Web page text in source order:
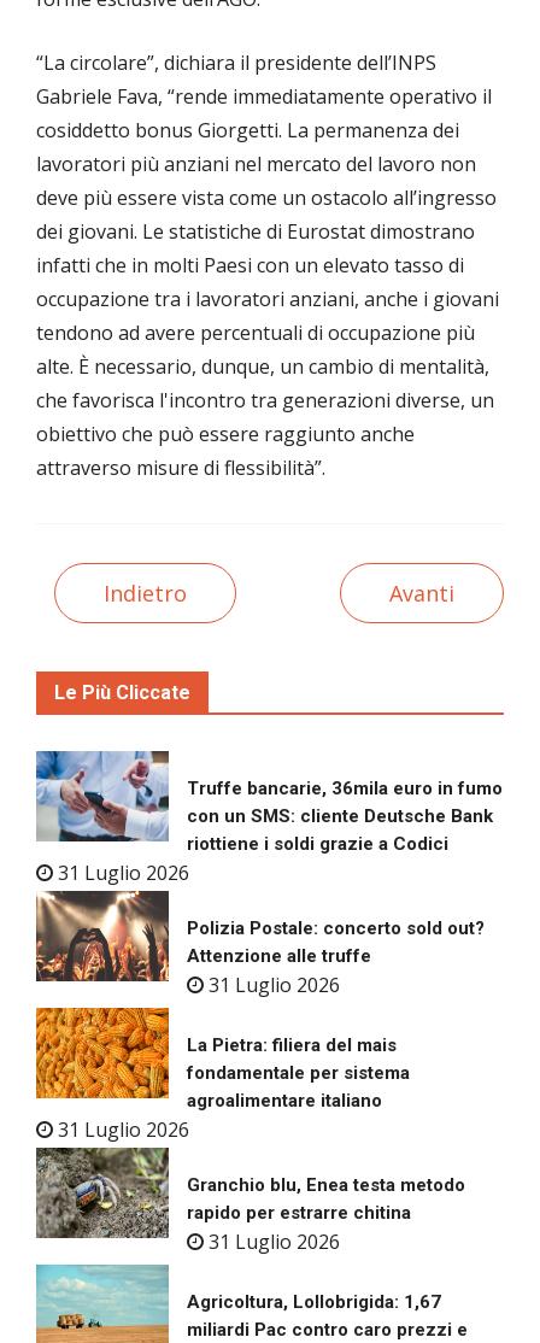
“La circolare”, dichiara il presidente dell’INPS
Gabriele Fava, “rende immediatamente operativo il
cosiddetto bonus Giorgetti. La permanenza dei
lavoratori più anziani nel mercato del lavoro non
deve più essere vista come un ostacolo all’ingresso
dei giovani. Le statistiche di Eurostat dimostrano
infatti che in molti Paesi con un elevato tasso di
occupazione tra i lavoratori anziani, anche i giovani
tendono ad avere percentuali di occupazione più
alte. È necessario, dunque, un cambio di mentalità,
che favorisca l'incontro tra generazioni diverse, un
obiettivo che può essere raggiunto anche
attraverso misure di flessibilità”.
Indietro Avanti
Le Più Cliccate
Truffe bancarie, 36mila euro in fumo
con un SMS: cliente Deutsche Bank
riottiene i soldi grazie a Codici
31 Luglio 2026
Polizia Postale: concerto sold out?
Attenzione alle truffe
31 Luglio 2026
La Pietra: filiera del mais
fondamentale per sistema
agroalimentare italiano
31 Luglio 2026
Granchio blu, Enea testa metodo
rapido per estrarre chitina
31 Luglio 2026
Agricoltura, Lollobrigida: 1,67
miliardi Pac contro caro prezzi e